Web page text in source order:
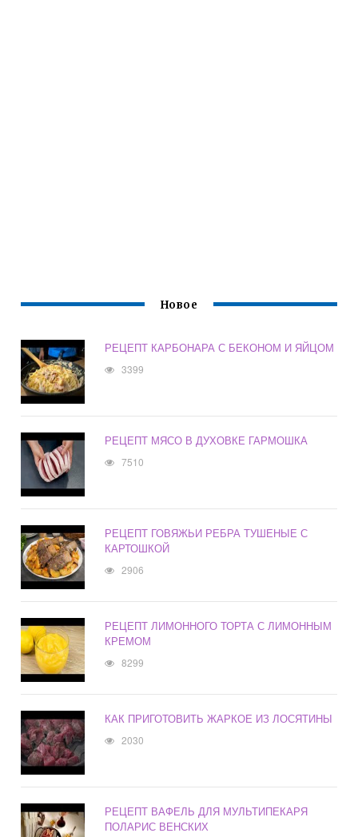
Новое
РЕЦЕПТ КАРБОНАРА С БЕКОНОМ И ЯЙЦОМ
3399
РЕЦЕПТ МЯСО В ДУХОВКЕ ГАРМОШКА
7510
РЕЦЕПТ ГОВЯЖЬИ РЕБРА ТУШЕНЫЕ С
КАРТОШКОЙ
2906
РЕЦЕПТ ЛИМОННОГО ТОРТА С ЛИМОННЫМ
КРЕМОМ
8299
КАК ПРИГОТОВИТЬ ЖАРКОЕ ИЗ ЛОСЯТИНЫ
2030
РЕЦЕПТ ВАФЕЛЬ ДЛЯ МУЛЬТИПЕКАРЯ
ПОЛАРИС ВЕНСКИХ